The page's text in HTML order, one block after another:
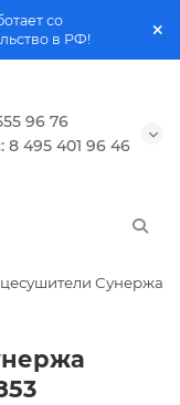
со
в РФ!
96 76
8 495 401 96 46
Сунержа